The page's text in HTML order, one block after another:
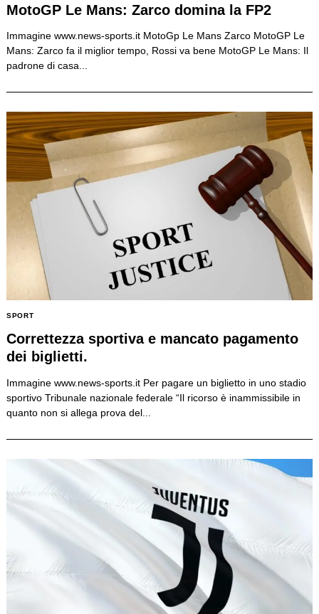
MotoGP Le Mans: Zarco domina la FP2
Immagine www.news-sports.it MotoGp Le Mans Zarco MotoGP Le
Mans: Zarco fa il miglior tempo, Rossi va bene MotoGP Le Mans: Il
padrone di casa...
SPORT
Correttezza sportiva e mancato pagamento
dei biglietti.
Immagine www.news-sports.it Per pagare un biglietto in uno stadio
sportivo Tribunale nazionale federale “Il ricorso è inammissibile in
quanto non si allega prova del...